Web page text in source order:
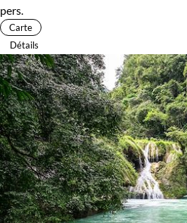
pers.
Carte
Détails